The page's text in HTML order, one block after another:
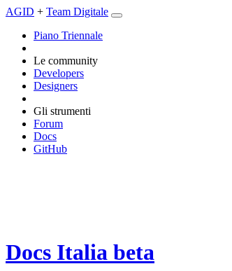
AGID + Team Digitale
Piano Triennale
Le community
Developers
Designers
Gli strumenti
Forum
Docs
GitHub
Docs Italia beta